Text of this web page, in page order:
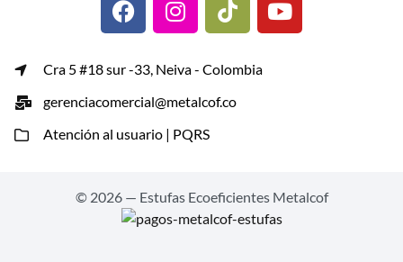
Cra 5 #18 sur -33, Neiva - Colombia
gerenciacomercial@metalcof.co
Atención al usuario | PQRS
© 2026 — Estufas Ecoeficientes Metalcof